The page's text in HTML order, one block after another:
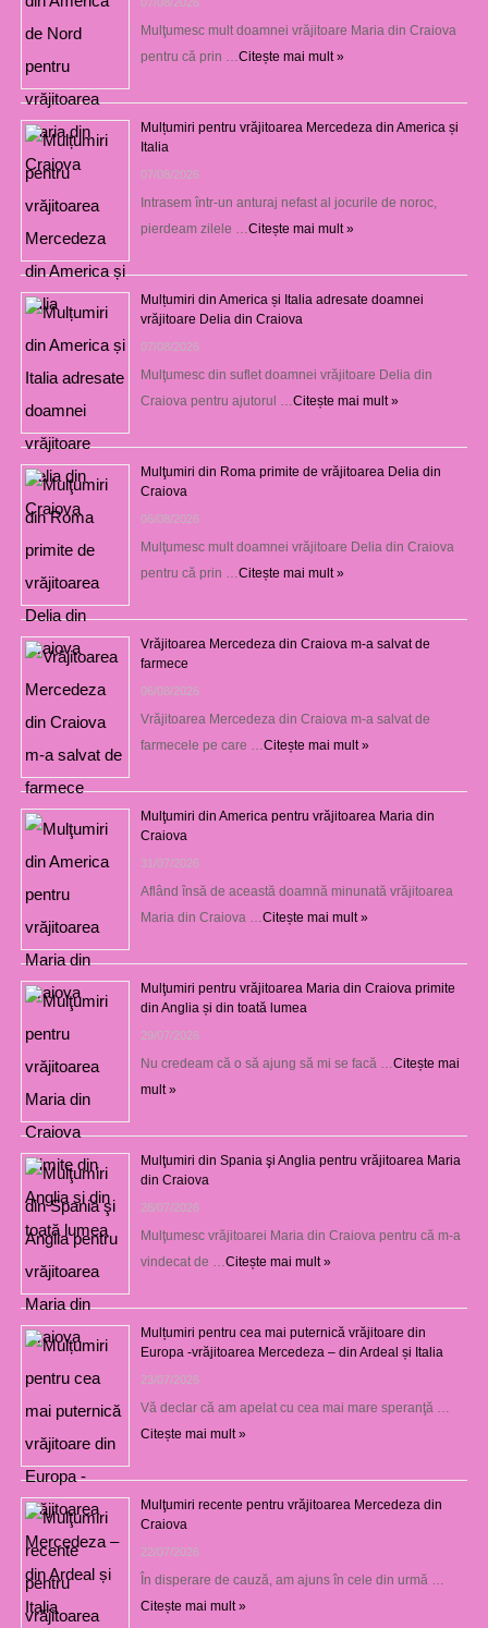
Mulţumesc mult doamnei vrăjitoare Maria din Craiova
pentru că prin … Citește mai mult »
Mulțumiri pentru vrăjitoarea Mercedeza din America și
Italia
07/08/2026
Intrasem într-un anturaj nefast al jocurile de noroc,
pierdeam zilele … Citește mai mult »
Mulțumiri din America și Italia adresate doamnei
vrăjitoare Delia din Craiova
07/08/2026
Mulţumesc din suflet doamnei vrăjitoare Delia din
Craiova pentru ajutorul … Citește mai mult »
Mulţumiri din Roma primite de vrăjitoarea Delia din
Craiova
06/08/2026
Mulţumesc mult doamnei vrăjitoare Delia din Craiova
pentru că prin … Citește mai mult »
Vrăjitoarea Mercedeza din Craiova m-a salvat de
farmece
06/08/2026
Vrăjitoarea Mercedeza din Craiova m-a salvat de
farmecele pe care … Citește mai mult »
Mulţumiri din America pentru vrăjitoarea Maria din
Craiova
31/07/2026
Aflând însă de această doamnă minunată vrăjitoarea
Maria din Craiova … Citește mai mult »
Mulţumiri pentru vrăjitoarea Maria din Craiova primite
din Anglia și din toată lumea
29/07/2026
Nu credeam că o să ajung să mi se facă … Citește mai
mult »
Mulţumiri din Spania şi Anglia pentru vrăjitoarea Maria
din Craiova
28/07/2026
Mulţumesc vrăjitoarei Maria din Craiova pentru că m-a
vindecat de … Citește mai mult »
Mulțumiri pentru cea mai puternică vrăjitoare din
Europa -vrăjitoarea Mercedeza – din Ardeal și Italia
23/07/2026
Vă declar că am apelat cu cea mai mare speranţă …
Citește mai mult »
Mulţumiri recente pentru vrăjitoarea Mercedeza din
Craiova
22/07/2026
În disperare de cauză, am ajuns în cele din urmă …
Citește mai mult »